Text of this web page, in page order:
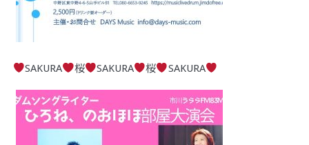
SAKURA 桜 SAKURA 桜 SAKURA